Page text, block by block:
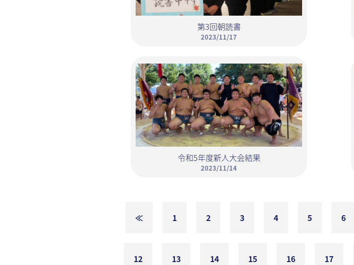
第3回朝読書
2023/11/17
令和5年度新人大会結果
2023/11/14
≪ 1 2 3 4 5 6
12 13 14 15 16 17